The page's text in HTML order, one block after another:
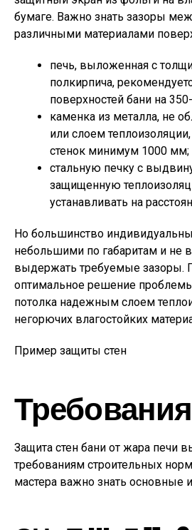
бумаге. Важно знать зазоры
различными материалами
печь, выложенная с
полкирпича,
поверхностей бани на
каменка из металла, не
или слоем
стенок минимум 1000 мм;
стальную печку с
защищенную
устанавливать на
Но большинство
небольшими по габаритам и не
выдержать требуемые зазоры.
оптимальное решение
потолка надежным слоем
негорючих влагостойких
Пример защиты стен
Защита стен бани от жара печи
требованиям строительных
мастера важно знать основные